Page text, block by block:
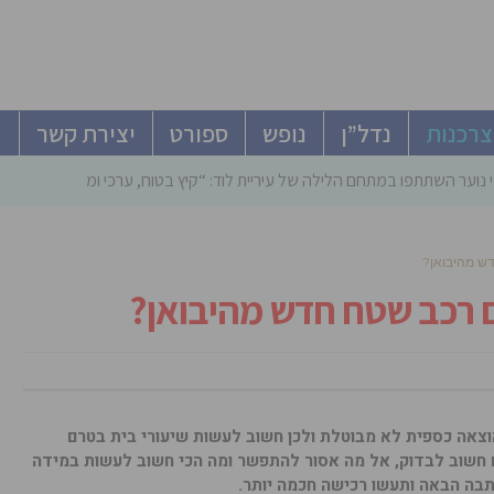
צרכנות נדל”ן נופש ספורט יצירת קשר
נוער השתתפו במתחם הלילה של עיריית לוד: “קיץ בטוח, ערכי ומהנה”
מהיבואן?
רכב שטח חדש מהיבואן?
כספית לא מבוטלת ולכן חשוב לעשות שיעורי בית בטרם
חשוב לבדוק, אל מה אסור להתפשר ומה הכי חשוב לעשות במידה
הבאה ותעשו רכישה חכמה יותר.